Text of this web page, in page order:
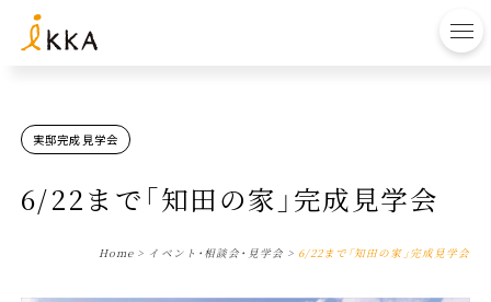
実邸完成見学会
6/22まで「知田の家」完成見学会
Home > イベント・相談会・見学会 > 6/22まで「知田の家」完成見学会